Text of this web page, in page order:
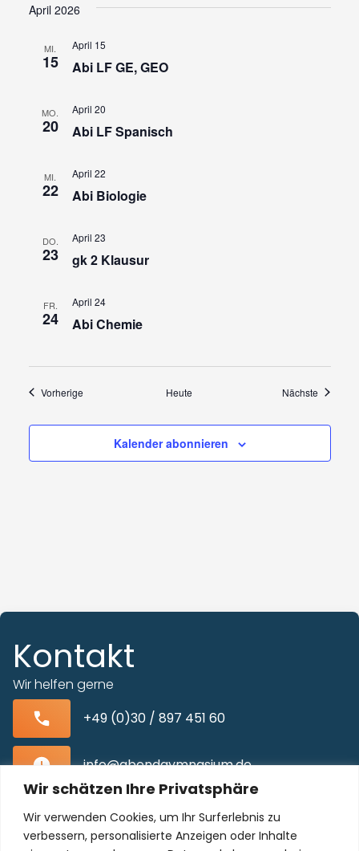
Wir schätzen Ihre Privatsphäre
Wir verwenden Cookies, um Ihr Surferlebnis zu
verbessern, personalisierte Anzeigen oder Inhalte
April 2026
MI.
15 Abi LF GE, GEO
April 15
MO.
20 Abi LF Spanisch
April 20
MI.
22 Abi Biologie
April 22
DO.
23 gk 2 Klausur
April 23
FR.
24 Abi Chemie
April 24
VorherigeVeranstaltungen Heute Nächste
Kalender abonnieren
Kontakt
Wir helfen gerne
+49 (0)30 / 897 451 60
info@abendgymnasium.de
Blissestraße 22, 10713 Berlin-Wilmersdorf